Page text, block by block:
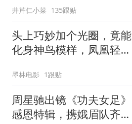
井芹仁小菜 135跟贴
头上巧妙加个光圈，竟能
化身神鸟模样，凤凰轻松
墨林电影 1跟贴
周星驰出镜《功夫女足》
感恩特辑，携娥眉队齐声